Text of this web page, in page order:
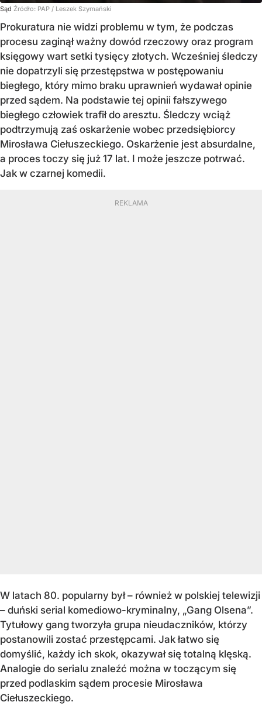
Sąd Źródło: PAP / Leszek Szymański
Prokuratura nie widzi problemu w tym, że podczas
procesu zaginął ważny dowód rzeczowy oraz program
księgowy wart setki tysięcy złotych. Wcześniej śledczy
nie dopatrzyli się przestępstwa w postępowaniu
biegłego, który mimo braku uprawnień wydawał opinie
przed sądem. Na podstawie tej opinii fałszywego
biegłego człowiek trafił do aresztu. Śledczy wciąż
podtrzymują zaś oskarżenie wobec przedsiębiorcy
Mirosława Ciełuszeckiego. Oskarżenie jest absurdalne,
a proces toczy się już 17 lat. I może jeszcze potrwać.
Jak w czarnej komedii.
W latach 80. popularny był – również w polskiej telewizji
– duński serial komediowo-kryminalny, „Gang Olsena”.
Tytułowy gang tworzyła grupa nieudaczników, którzy
postanowili zostać przestępcami. Jak łatwo się
domyślić, każdy ich skok, okazywał się totalną klęską.
Analogie do serialu znaleźć można w toczącym się
przed podlaskim sądem procesie Mirosława
Ciełuszeckiego.